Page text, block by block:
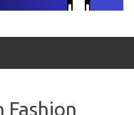
Fashion